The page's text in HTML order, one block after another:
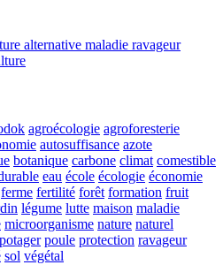
alternative maladie ravageur
agroécologie agroforesterie
autosuffisance azote
botanique carbone climat comestible
eau école écologie économie
ferme fertilité forêt formation fruit
légume lutte maison maladie
microorganisme nature naturel
potager poule protection ravageur
sol végétal